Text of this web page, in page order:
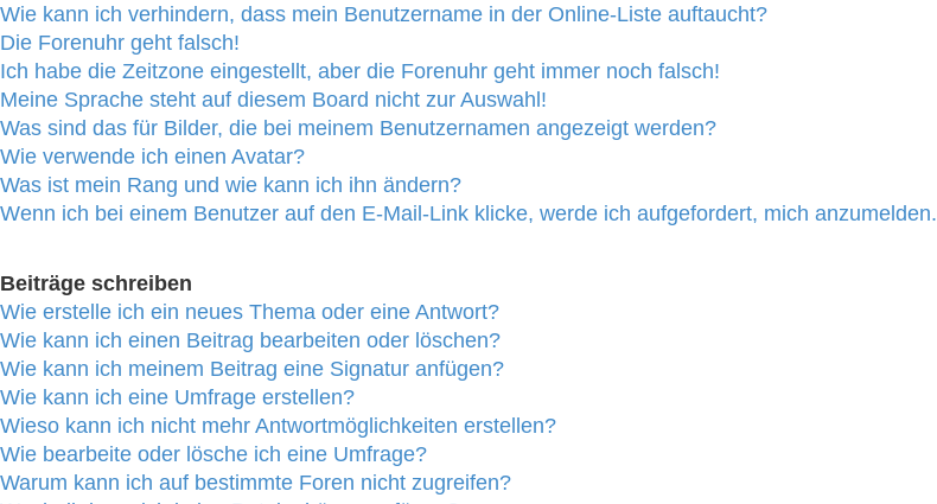
Wie kann ich verhindern, dass mein Benutzername in der Online-Liste auftaucht?
Die Forenuhr geht falsch!
Ich habe die Zeitzone eingestellt, aber die Forenuhr geht immer noch falsch!
Meine Sprache steht auf diesem Board nicht zur Auswahl!
Was sind das für Bilder, die bei meinem Benutzernamen angezeigt werden?
Wie verwende ich einen Avatar?
Was ist mein Rang und wie kann ich ihn ändern?
Wenn ich bei einem Benutzer auf den E-Mail-Link klicke, werde ich aufgefordert, mich anzumelden.
Beiträge schreiben
Wie erstelle ich ein neues Thema oder eine Antwort?
Wie kann ich einen Beitrag bearbeiten oder löschen?
Wie kann ich meinem Beitrag eine Signatur anfügen?
Wie kann ich eine Umfrage erstellen?
Wieso kann ich nicht mehr Antwortmöglichkeiten erstellen?
Wie bearbeite oder lösche ich eine Umfrage?
Warum kann ich auf bestimmte Foren nicht zugreifen?